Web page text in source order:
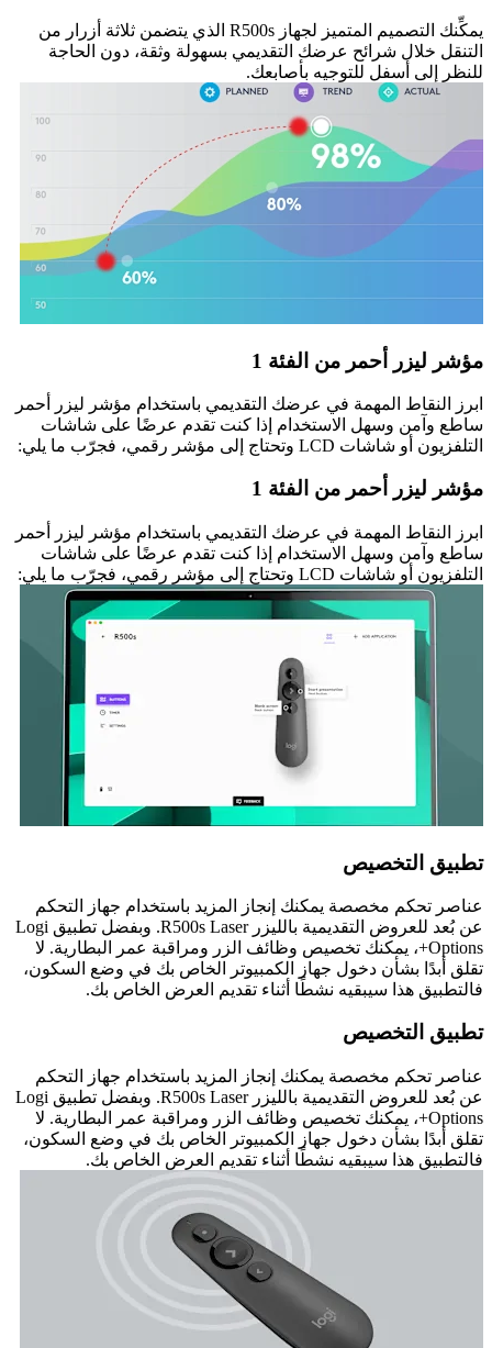
يمكِّنك التصميم المتميز لجهاز R500s الذي يتضمن ثلاثة أزرار من
التنقل خلال شرائح عرضك التقديمي بسهولة وثقة، دون الحاجة
للنظر إلى أسفل للتوجيه بأصابعك.
مؤشر ليزر أحمر من الفئة 1
ابرز النقاط المهمة في عرضك التقديمي باستخدام مؤشر ليزر أحمر
ساطع وآمن وسهل الاستخدام إذا كنت تقدم عرضًا على شاشات
التلفزيون أو شاشات LCD وتحتاج إلى مؤشر رقمي، فجرّب ما يلي:
مؤشر ليزر أحمر من الفئة 1
ابرز النقاط المهمة في عرضك التقديمي باستخدام مؤشر ليزر أحمر
ساطع وآمن وسهل الاستخدام إذا كنت تقدم عرضًا على شاشات
التلفزيون أو شاشات LCD وتحتاج إلى مؤشر رقمي، فجرّب ما يلي:
تطبيق التخصيص
عناصر تحكم مخصصة يمكنك إنجاز المزيد باستخدام جهاز التحكم
عن بُعد للعروض التقديمية بالليزر R500s Laser. وبفضل تطبيق Logi
Options+، يمكنك تخصيص وظائف الزر ومراقبة عمر البطارية. لا
تقلق أبدًا بشأن دخول جهاز الكمبيوتر الخاص بك في وضع السكون،
فالتطبيق هذا سيبقيه نشطًا أثناء تقديم العرض الخاص بك.
تطبيق التخصيص
عناصر تحكم مخصصة يمكنك إنجاز المزيد باستخدام جهاز التحكم
عن بُعد للعروض التقديمية بالليزر R500s Laser. وبفضل تطبيق Logi
Options+، يمكنك تخصيص وظائف الزر ومراقبة عمر البطارية. لا
تقلق أبدًا بشأن دخول جهاز الكمبيوتر الخاص بك في وضع السكون،
فالتطبيق هذا سيبقيه نشطًا أثناء تقديم العرض الخاص بك.